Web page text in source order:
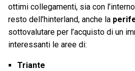
ottimi collegamenti, sia con
resto dell’hinterland, anche la
sottovalutare per l’acquisto di un
interessanti le aree di:
Triante